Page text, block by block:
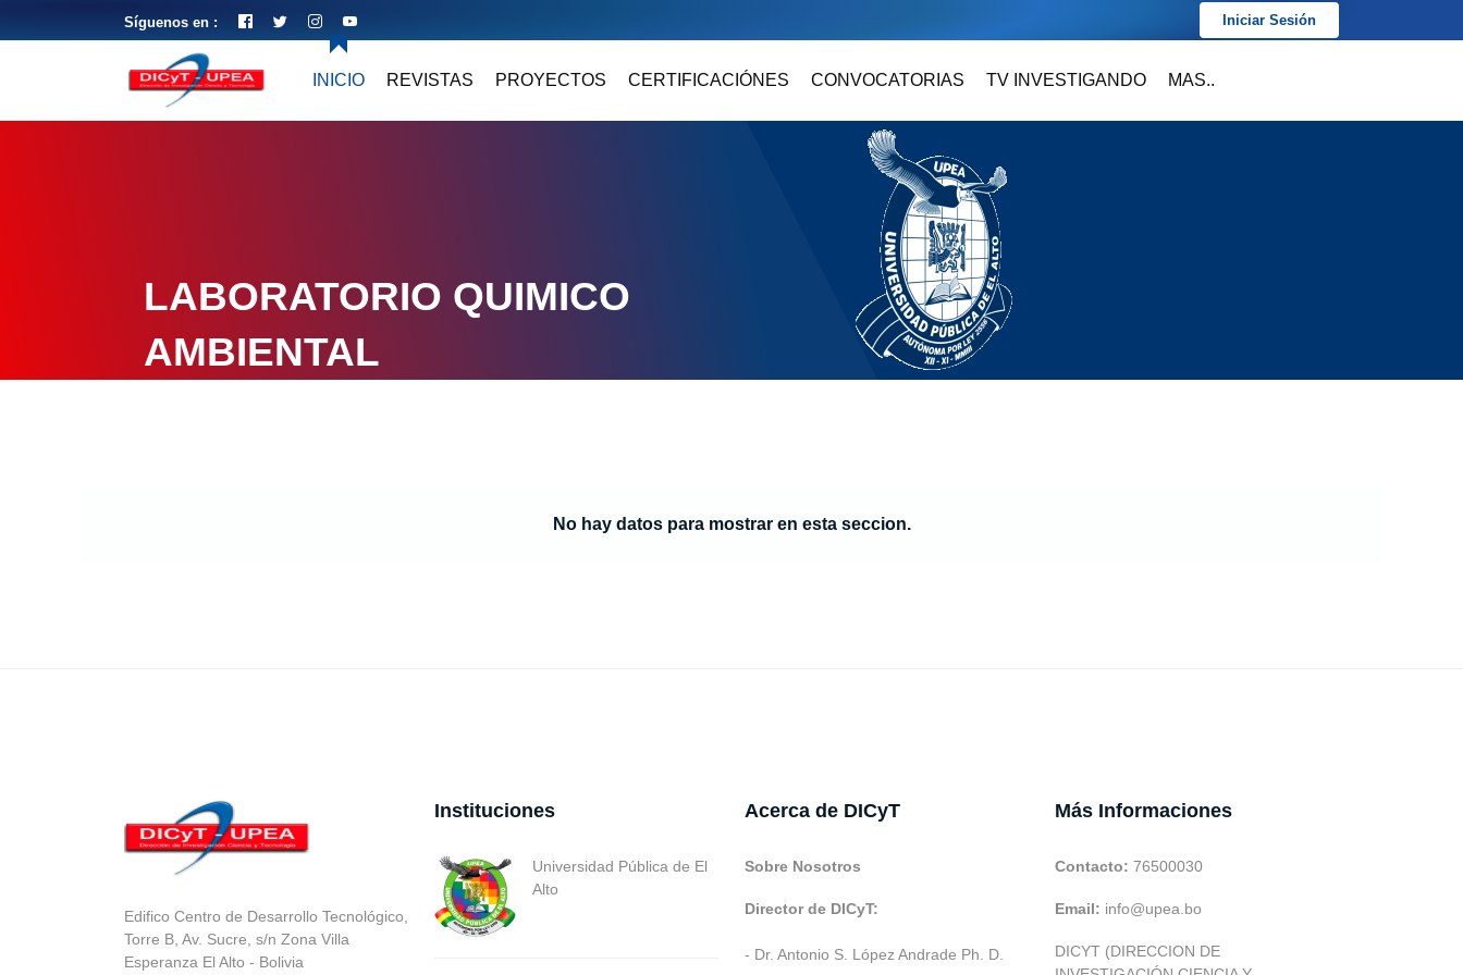
Síguenos en : Iniciar Sesión
INICIO REVISTAS PROYECTOS CERTIFICACIÓNES CONVOCATORIAS TV INVESTIGANDO MAS..
LABORATORIO QUIMICO
AMBIENTAL
No hay datos para mostrar en esta seccion.
Edifico Centro de Desarrollo Tecnológico,
Torre B, Av. Sucre, s/n Zona Villa
Esperanza El Alto - Bolivia
Instituciones
Universidad Pública de El
Alto
Acerca de DICyT
Sobre Nosotros
Director de DICyT:
- Dr. Antonio S. López Andrade Ph. D.
Más Informaciones
Contacto: 76500030
Email: info@upea.bo
DICYT (DIRECCION DE